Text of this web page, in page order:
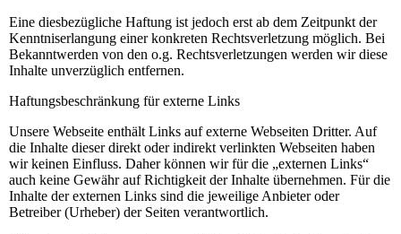
Eine diesbezügliche Haftung ist jedoch erst ab dem Zeitpunkt der
Kenntniserlangung einer konkreten Rechtsverletzung möglich. Bei
Bekanntwerden von den o.g. Rechtsverletzungen werden wir diese
Inhalte unverzüglich entfernen.
Haftungsbeschränkung für externe Links
Unsere Webseite enthält Links auf externe Webseiten Dritter. Auf
die Inhalte dieser direkt oder indirekt verlinkten Webseiten haben
wir keinen Einfluss. Daher können wir für die „externen Links“
auch keine Gewähr auf Richtigkeit der Inhalte übernehmen. Für die
Inhalte der externen Links sind die jeweilige Anbieter oder
Betreiber (Urheber) der Seiten verantwortlich.